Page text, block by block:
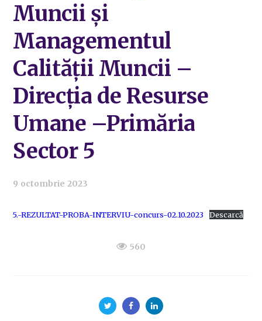
Muncii și
Managementul
Calității Muncii –
Direcția de Resurse
Umane –Primăria
Sector 5
9 octombrie 2023
5.-REZULTAT-PROBA-INTERVIU-concurs-02.10.2023 Descarcă
560